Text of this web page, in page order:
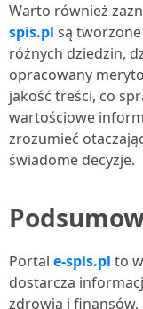
Warto również
spis.pl są
różnych dziedzin,
opracowany
jakość treści, co
wartościowe
zrozumieć
świadome decyzje.
Portal e-spis.pl to
dostarcza
zdrowia i